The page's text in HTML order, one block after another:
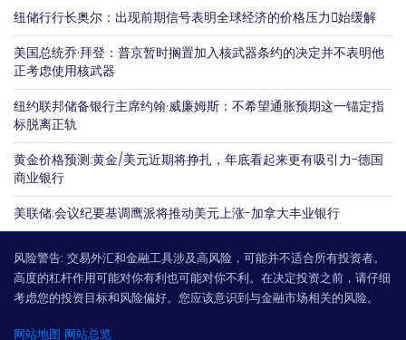
纽储行行长奥尔：出现前期信号表明全球经济的价格压力𫔭始缓解
美国总统乔·拜登：普京暂时搁置加入核武器条约的决定并不表明他
正考虑使用核武器
纽约联邦储备银行主席约翰·威廉姆斯：不希望通胀预期这一锚定指
标脱离正轨
黄金价格预测:黄金/美元近期将挣扎，年底看起来更有吸引力-德国
商业银行
美联储:会议纪要基调鹰派将推动美元上涨-加拿大丰业银行
风险警告: 交易外汇和金融工具涉及高风险，可能并不适合所有投资者。
高度的杠杆作用可能对你有利也可能对你不利。在决定投资之前，请仔细
考虑您的投资目标和风险偏好。您应该意识到与金融市场相关的风险。
网站地图 网站总览